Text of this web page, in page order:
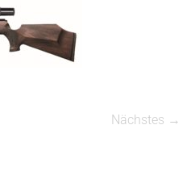
Nächstes →